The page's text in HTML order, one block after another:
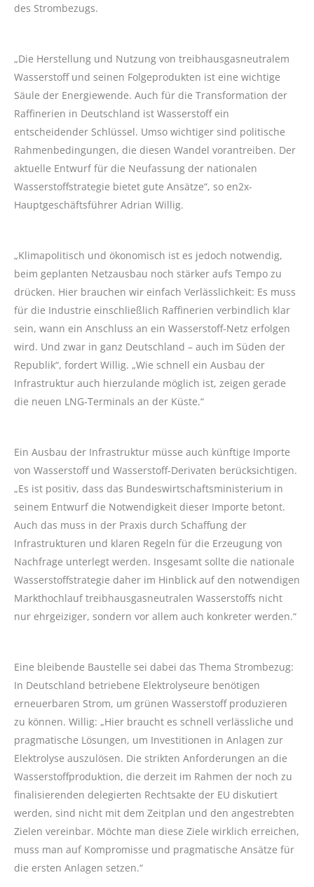
des Strombezugs.
„Die Herstellung und Nutzung von treibhausgasneutralem
Wasserstoff und seinen Folgeprodukten ist eine wichtige
Säule der Energiewende. Auch für die Transformation der
Raffinerien in Deutschland ist Wasserstoff ein
entscheidender Schlüssel. Umso wichtiger sind politische
Rahmenbedingungen, die diesen Wandel vorantreiben. Der
aktuelle Entwurf für die Neufassung der nationalen
Wasserstoffstrategie bietet gute Ansätze“, so en2x-
Hauptgeschäftsführer Adrian Willig.
„Klimapolitisch und ökonomisch ist es jedoch notwendig,
beim geplanten Netzausbau noch stärker aufs Tempo zu
drücken. Hier brauchen wir einfach Verlässlichkeit: Es muss
für die Industrie einschließlich Raffinerien verbindlich klar
sein, wann ein Anschluss an ein Wasserstoff-Netz erfolgen
wird. Und zwar in ganz Deutschland – auch im Süden der
Republik“, fordert Willig. „Wie schnell ein Ausbau der
Infrastruktur auch hierzulande möglich ist, zeigen gerade
die neuen LNG-Terminals an der Küste.“
Ein Ausbau der Infrastruktur müsse auch künftige Importe
von Wasserstoff und Wasserstoff-Derivaten berücksichtigen.
„Es ist positiv, dass das Bundeswirtschaftsministerium in
seinem Entwurf die Notwendigkeit dieser Importe betont.
Auch das muss in der Praxis durch Schaffung der
Infrastrukturen und klaren Regeln für die Erzeugung von
Nachfrage unterlegt werden. Insgesamt sollte die nationale
Wasserstoffstrategie daher im Hinblick auf den notwendigen
Markthochlauf treibhausgasneutralen Wasserstoffs nicht
nur ehrgeiziger, sondern vor allem auch konkreter werden.“
Eine bleibende Baustelle sei dabei das Thema Strombezug:
In Deutschland betriebene Elektrolyseure benötigen
erneuerbaren Strom, um grünen Wasserstoff produzieren
zu können. Willig: „Hier braucht es schnell verlässliche und
pragmatische Lösungen, um Investitionen in Anlagen zur
Elektrolyse auszulösen. Die strikten Anforderungen an die
Wasserstoffproduktion, die derzeit im Rahmen der noch zu
finalisierenden delegierten Rechtsakte der EU diskutiert
werden, sind nicht mit dem Zeitplan und den angestrebten
Zielen vereinbar. Möchte man diese Ziele wirklich erreichen,
muss man auf Kompromisse und pragmatische Ansätze für
die ersten Anlagen setzen.“